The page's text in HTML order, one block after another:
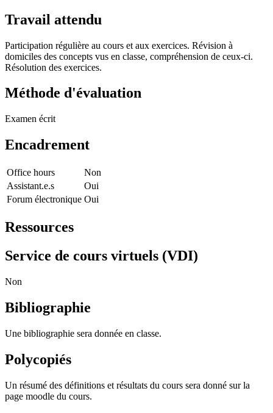
Travail attendu
Participation régulière au cours et aux exercices. Révision à
domiciles des concepts vus en classe, compréhension de ceux-ci.
Résolution des exercices.
Méthode d'évaluation
Examen écrit
Encadrement
Office hours
Non
Assistant.e.s
Oui
Forum électronique Oui
Ressources
Service de cours virtuels (VDI)
Non
Bibliographie
Une bibliographie sera donnée en classe.
Polycopiés
Un résumé des définitions et résultats du cours sera donné sur la
page moodle du cours.